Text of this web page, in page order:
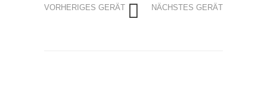
VORHERIGES GERÄT NÄCHSTES GERÄT